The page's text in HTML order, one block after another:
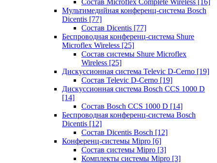
Состав Microflex Complete Wireless [16]
Мультимедийная конференц-система Bosch
Dicentis [77]
Состав Dicentis [77]
Беспроводная конференц-система Shure
Microflex Wireless [25]
Состав системы Shure Microflex
Wireless [25]
Дискуссионная система Televic D-Cerno [19]
Состав Televic D-Cerno [19]
Дискуссионная система Bosch CCS 1000 D
[14]
Состав Bosch CCS 1000 D [14]
Беспроводная конференц-система Bosch
Dicentis [12]
Состав Dicentis Bosch [12]
Конференц-системы Mipro [6]
Состав системы Mipro [3]
Комплекты системы Mipro [3]